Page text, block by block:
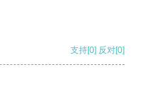
支持[0] 反对[0]